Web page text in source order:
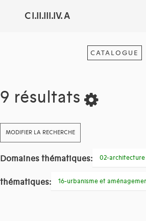
C I.II.III.IV. A
CATALOGUE
9 résultats
MODIFIER LA RECHERCHE
Domaines thématiques: 02-
thématiques: 16-urbanisme et